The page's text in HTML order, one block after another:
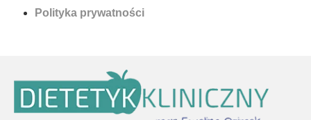
Polityka prywatności